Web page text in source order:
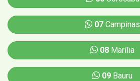
07 Campinas
08 Marília
09 Bauru